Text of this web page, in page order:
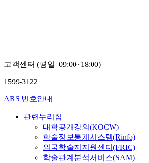
고객센터 (평일: 09:00~18:00)
1599-3122
ARS 번호안내
관련누리집
대학공개강의(KOCW)
학술정보통계시스템(Rinfo)
외국학술지지원센터(FRIC)
학술관계분석서비스(SAM)